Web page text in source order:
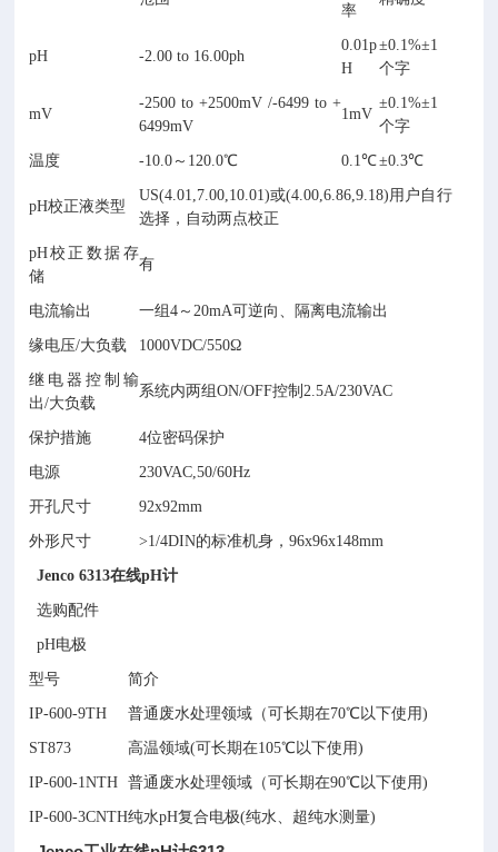
率
pH -2.00 to 16.00ph
0.01p
H
±0.1%±1
个字
mV
-2500 to +2500mV /-6499 to +
6499mV
1mV
±0.1%±1
个字
温度 -10.0～120.0℃ 0.1℃±0.3℃
pH校正液类型
US(4.01,7.00,10.01)或(4.00,6.86,9.18)用户自行
选择，自动两点校正
pH校正数据存
储
有
电流输出 一组4～20mA可逆向、隔离电流输出
缘电压/大负载 1000VDC/550Ω
继电器控制输
出/大负载
系统内两组ON/OFF控制2.5A/230VAC
保护措施 4位密码保护
电源 230VAC,50/60Hz
开孔尺寸 92x92mm
外形尺寸 >1/4DIN的标准机身，96x96x148mm
Jenco 6313在线pH计
选购配件
pH电极
型号 简介
IP-600-9TH 普通废水处理领域（可长期在70℃以下使用)
ST873 高温领域(可长期在105℃以下使用)
IP-600-1NTH 普通废水处理领域（可长期在90℃以下使用)
IP-600-3CNTH纯水pH复合电极(纯水、超纯水测量)